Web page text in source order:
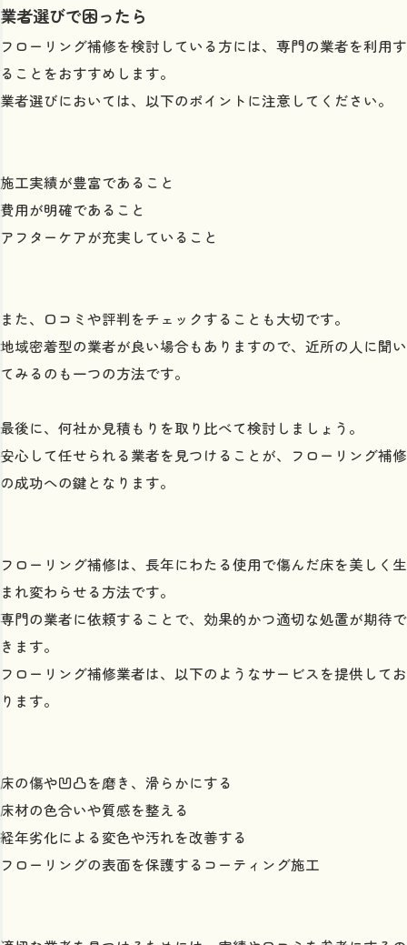
業者選びで困ったら
フローリング補修を検討している方には、専門の業者を利用す
ることをおすすめします。
業者選びにおいては、以下のポイントに注意してください。
施工実績が豊富であること
費用が明確であること
アフターケアが充実していること
また、口コミや評判をチェックすることも大切です。
地域密着型の業者が良い場合もありますので、近所の人に聞い
てみるのも一つの方法です。
最後に、何社か見積もりを取り比べて検討しましょう。
安心して任せられる業者を見つけることが、フローリング補修
の成功への鍵となります。
フローリング補修は、長年にわたる使用で傷んだ床を美しく生
まれ変わらせる方法です。
専門の業者に依頼することで、効果的かつ適切な処置が期待で
きます。
フローリング補修業者は、以下のようなサービスを提供してお
ります。
床の傷や凹凸を磨き、滑らかにする
床材の色合いや質感を整える
経年劣化による変色や汚れを改善する
フローリングの表面を保護するコーティング施工